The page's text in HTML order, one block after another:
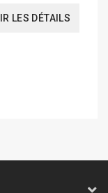
LES DÉTAILS